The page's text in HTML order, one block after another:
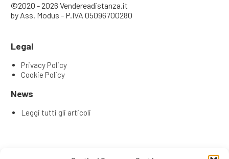
©2020 - 2026 Vendereadistanza.it
by Ass. Modus - P.IVA 05096700280
Legal
Privacy Policy
Cookie Policy
News
Leggi tutti gli articoli